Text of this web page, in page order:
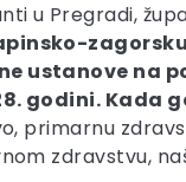
u Pregradi,
ustanove na
godini. Kada
primarnu
zdravstvu,